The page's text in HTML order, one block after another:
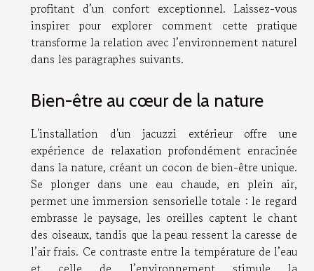
profitant d’un confort exceptionnel. Laissez-vous
inspirer pour explorer comment cette pratique
transforme la relation avec l’environnement naturel
dans les paragraphes suivants.
Bien-être au cœur de la nature
L'installation d'un jacuzzi extérieur offre une
expérience de relaxation profondément enracinée
dans la nature, créant un cocon de bien-être unique.
Se plonger dans une eau chaude, en plein air,
permet une immersion sensorielle totale : le regard
embrasse le paysage, les oreilles captent le chant
des oiseaux, tandis que la peau ressent la caresse de
l’air frais. Ce contraste entre la température de l’eau